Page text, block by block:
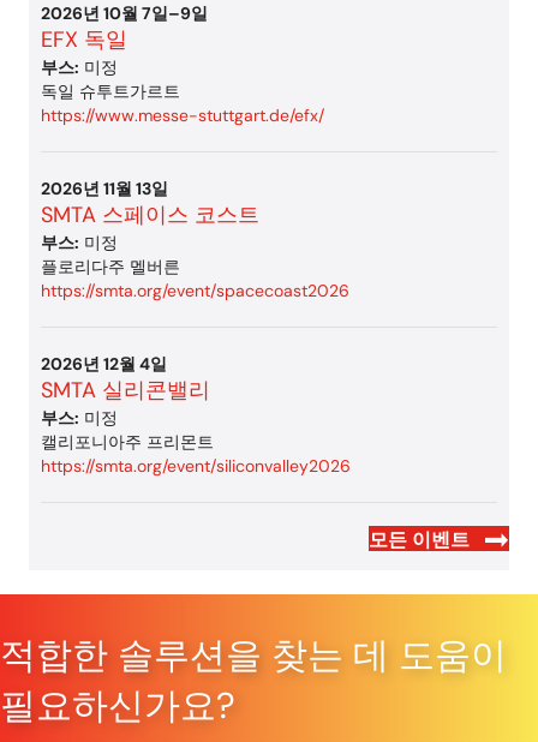
2026년 10월 7일–9일
EFX 독일
부스: 미정
독일 슈투트가르트
https://www.messe-stuttgart.de/efx/
2026년 11월 13일
SMTA 스페이스 코스트
부스: 미정
플로리다주 멜버른
https://smta.org/event/spacecoast2026
2026년 12월 4일
SMTA 실리콘밸리
부스: 미정
캘리포니아주 프리몬트
https://smta.org/event/siliconvalley2026
모든 이벤트
적합한 솔루션을 찾는 데 도움이
필요하신가요?